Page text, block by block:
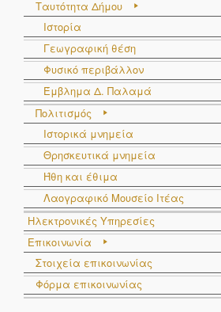
Ταυτότητα Δήμου
Ιστορία
Γεωγραφική θέση
Φυσικό περιβάλλον
Έμβλημα Δ. Παλαμά
Πολιτισμός
Ιστορικά μνημεία
Θρησκευτικά μνημεία
Ήθη και έθιμα
Λαογραφικό Μουσείο Ιτέας
Ηλεκτρονικές Υπηρεσίες
Επικοινωνία
Στοιχεία επικοινωνίας
Φόρμα επικοινωνίας